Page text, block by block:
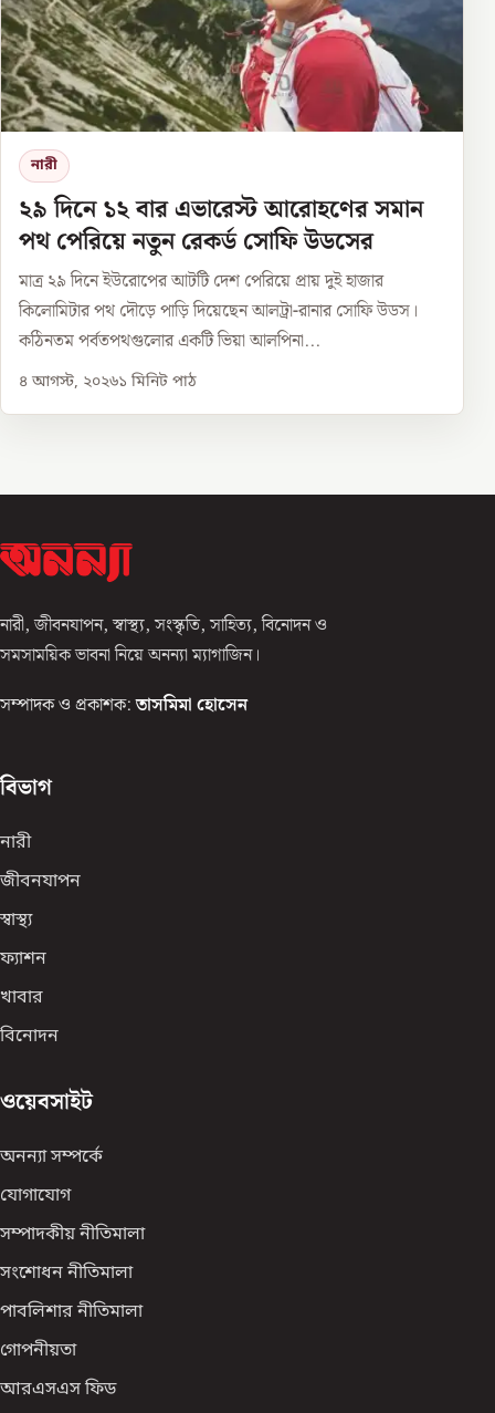
নারী
২৯ দিনে ১২ বার এভারেস্ট আরোহণের সমান
পথ পেরিয়ে নতুন রেকর্ড সোফি উডসের
মাত্র ২৯ দিনে ইউরোপের আটটি দেশ পেরিয়ে প্রায় দুই হাজার
কিলোমিটার পথ দৌড়ে পাড়ি দিয়েছেন আলট্রা-রানার সোফি উডস।
কঠিনতম পর্বতপথগুলোর একটি ভিয়া আলপিনা...
৪ আগস্ট, ২০২৬১ মিনিট পাঠ
নারী, জীবনযাপন, স্বাস্থ্য, সংস্কৃতি, সাহিত্য, বিনোদন ও
সমসাময়িক ভাবনা নিয়ে অনন্যা ম্যাগাজিন।
সম্পাদক ও প্রকাশক: তাসমিমা হোসেন
বিভাগ
নারী
জীবনযাপন
স্বাস্থ্য
ফ্যাশন
খাবার
বিনোদন
ওয়েবসাইট
অনন্যা সম্পর্কে
যোগাযোগ
সম্পাদকীয় নীতিমালা
সংশোধন নীতিমালা
পাবলিশার নীতিমালা
গোপনীয়তা
আরএসএস ফিড